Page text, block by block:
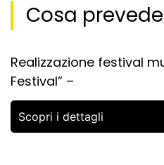
Cosa prevede
Realizzazione festival
Festival” –
Scopri i dettagli